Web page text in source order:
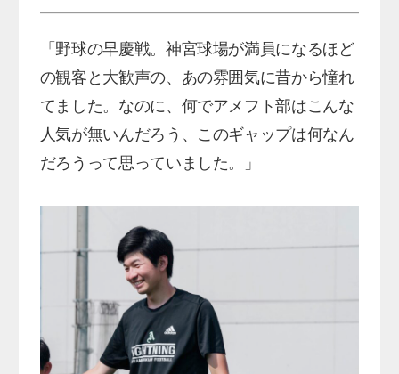
「野球の早慶戦。神宮球場が満員になるほど
の観客と大歓声の、あの雰囲気に昔から憧れ
てました。なのに、何でアメフト部はこんな
人気が無いんだろう、このギャップは何なん
だろうって思っていました。」